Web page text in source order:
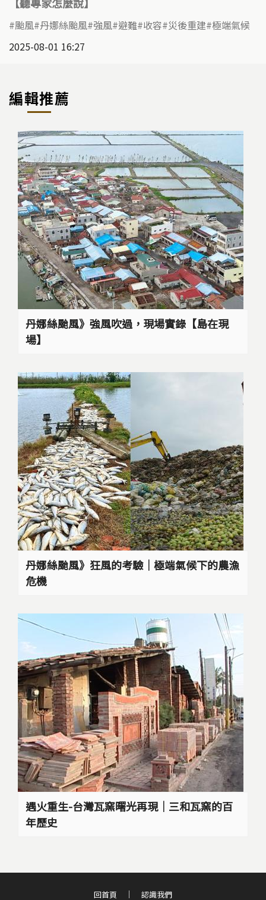
颱風 丹娜絲颱風 強風 避難 收容 災後重建 極端氣候
2025-08-01 16:27
編輯推薦
丹娜絲颱風》強風吹過，現場實錄【島在現
場】
丹娜絲颱風》狂風的考驗｜極端氣候下的農漁
危機
遇火重生-台灣瓦窯曙光再現｜三和瓦窯的百
年歷史
回首頁 認識我們